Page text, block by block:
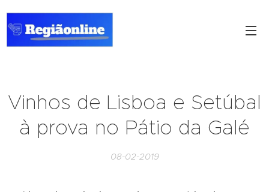
Vinhos de Lisboa e Setúbal
à prova no Pátio da Galé
08-02-2019